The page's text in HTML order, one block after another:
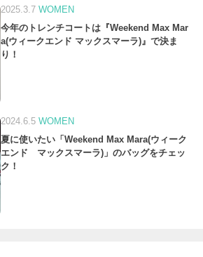
2025.3.7 WOMEN
今年のトレンチコートは『Weekend Max Mar
a(ウィークエンド マックスマーラ)』で決ま
り！
2024.6.5 WOMEN
夏に使いたい「Weekend Max Mara(ウィーク
エンド マックスマーラ)」のバッグをチェッ
ク！